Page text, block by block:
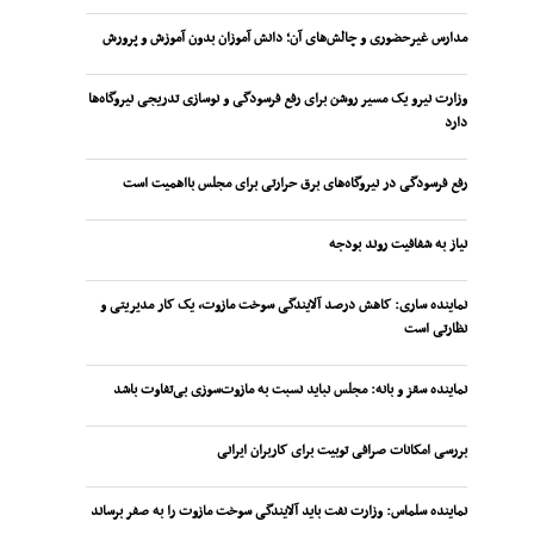
مدارس غیرحضوری و چالش‌های آن؛ دانش آموزان بدون آموزش و پرورش
وزارت نیرو یک مسیر روشن برای رفع فرسودگی و نوسازی تدریجی نیروگاه‌ها
دارد
رفع فرسودگی در نیروگاه‌های برق حرارتی برای مجلس بااهمیت است
نیاز به شفافیت روند بودجه
نماینده ساری: کاهش درصد آلایندگی سوخت مازوت، یک کار مدیریتی و
نظارتی است
نماینده سقز و بانه: مجلس نباید نسبت به مازوت‌سوزی بی‌تفاوت باشد
بررسی امکانات صرافی توبیت برای کاربران ایرانی
نماینده سلماس: وزارت نفت باید آلایندگی سوخت مازوت را به صفر برساند